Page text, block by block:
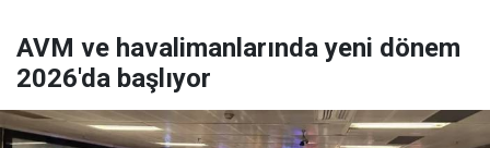
AVM ve havalimanlarında yeni dönem
2026'da başlıyor